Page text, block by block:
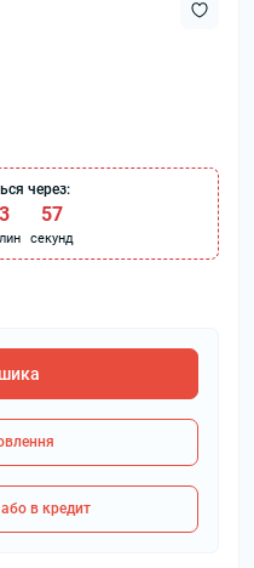
через:
56
секунд
в кредит